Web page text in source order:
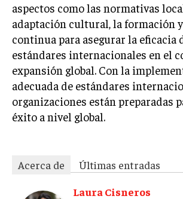
aspectos como las normativas
adaptación cultural, la formación
continua para asegurar la eficacia
estándares internacionales en el
expansión global. Con la
adecuada de estándares
organizaciones están preparadas
éxito a nivel global.
Acerca de
Últimas entradas
Laura Cisneros